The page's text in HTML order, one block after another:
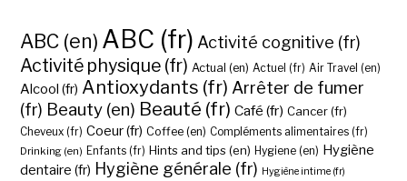
ABC (en) ABC (fr) Activité cognitive (fr)
Activité physique (fr) Actual (en) Actuel (fr) Air Travel (en)
Alcool (fr) Antioxydants (fr) Arrêter de fumer
(fr) Beauty (en) Beauté (fr) Café (fr) Cancer (fr)
Cheveux (fr) Coeur (fr) Coffee (en) Compléments alimentaires (fr)
Drinking (en) Enfants (fr) Hints and tips (en) Hygiene (en) Hygiène
dentaire (fr) Hygiène générale (fr) Hygiène intime (fr)